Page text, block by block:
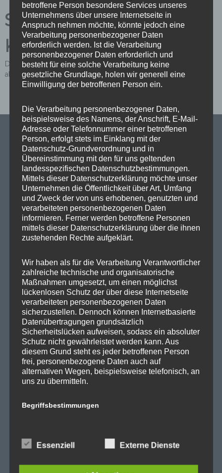
Schreibe einen
Kommentar
Du musstangemeldetsein, um einen Kommentar
abzugeben.
SPD Links
SPD in Europaparlament
SPD Deutschland
SPD Bundestragsfraktion
SPD Berlin
SPD Reinickendorf
SPD Fraktion in der BVV
SPD Berliner Mitte
Wichtige Links
SPD in Startseite
betroffene Person besondere Services unseres
Unternehmens über unsere Internetseite in
Anspruch nehmen möchte, könnte jedoch eine
Verarbeitung personenbezogener Daten
erforderlich werden. Ist die Verarbeitung
personenbezogener Daten erforderlich und
besteht für eine solche Verarbeitung keine
gesetzliche Grundlage, holen wir generell eine
Einwilligung der betroffenen Person ein.
Die Verarbeitung personenbezogener Daten,
beispielsweise des Namens, der Anschrift, E-Mail-
Adresse oder Telefonnummer einer betroffenen
Person, erfolgt stets im Einklang mit der
Datenschutz-Grundverordnung und in
Übereinstimmung mit den für uns geltenden
landesspezifischen Datenschutzbestimmungen.
Mittels dieser Datenschutzerklärung möchte unser
Unternehmen die Öffentlichkeit über Art, Umfang
und Zweck der von uns erhobenen, genutzten und
verarbeiteten personenbezogenen Daten
informieren. Ferner werden betroffene Personen
mittels dieser Datenschutzerklärung über die ihnen
zustehenden Rechte aufgeklärt.
Wir haben als für die Verarbeitung Verantwortlicher
zahlreiche technische und organisatorische
Maßnahmen umgesetzt, um einen möglichst
lückenlosen Schutz der über diese Internetseite
verarbeiteten personenbezogenen Daten
sicherzustellen. Dennoch können Internetbasierte
Datenübertragungen grundsätzlich
Sicherheitslücken aufweisen, sodass ein absoluter
Schutz nicht gewährleistet werden kann. Aus
diesem Grund steht es jeder betroffenen Person
frei, personenbezogene Daten auch auf
alternativen Wegen, beispielsweise telefonisch, an
uns zu übermitteln.
Begriffsbestimmungen
Begrifflichkeiten, die durch den Europäischen
Richtlinien- und Verordnungsgeber beim Erlass
verwendet wurden. Unsere Datenschutzerklärung
Essenziell Externe Dienste